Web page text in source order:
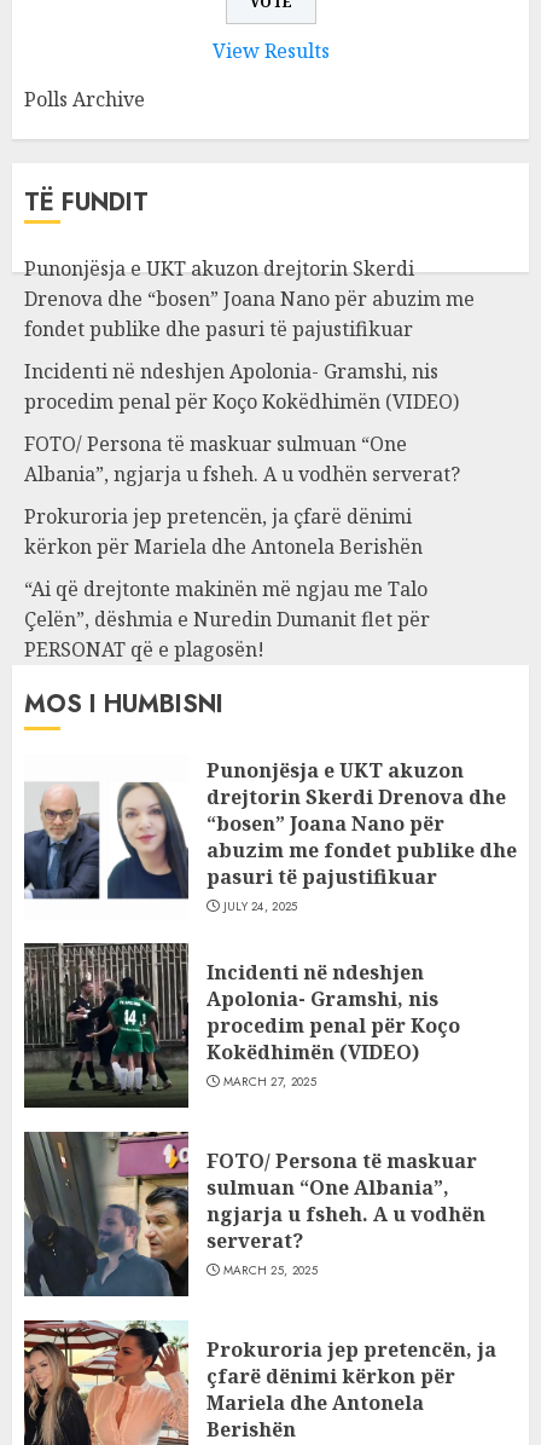
View Results
Polls Archive
TË FUNDIT
Punonjësja e UKT akuzon drejtorin Skerdi
Drenova dhe “bosen” Joana Nano për abuzim me
fondet publike dhe pasuri të pajustifikuar
Incidenti në ndeshjen Apolonia- Gramshi, nis
procedim penal për Koço Kokëdhimën (VIDEO)
FOTO/ Persona të maskuar sulmuan “One
Albania”, ngjarja u fsheh. A u vodhën serverat?
Prokuroria jep pretencën, ja çfarë dënimi
kërkon për Mariela dhe Antonela Berishën
“Ai që drejtonte makinën më ngjau me Talo
Çelën”, dëshmia e Nuredin Dumanit flet për
PERSONAT që e plagosën!
MOS I HUMBISNI
Punonjësja e UKT akuzon
drejtorin Skerdi Drenova dhe
“bosen” Joana Nano për
abuzim me fondet publike dhe
pasuri të pajustifikuar
JULY 24, 2025
Incidenti në ndeshjen
Apolonia- Gramshi, nis
procedim penal për Koço
Kokëdhimën (VIDEO)
MARCH 27, 2025
FOTO/ Persona të maskuar
sulmuan “One Albania”,
ngjarja u fsheh. A u vodhën
serverat?
MARCH 25, 2025
Prokuroria jep pretencën, ja
çfarë dënimi kërkon për
Mariela dhe Antonela
Berishën